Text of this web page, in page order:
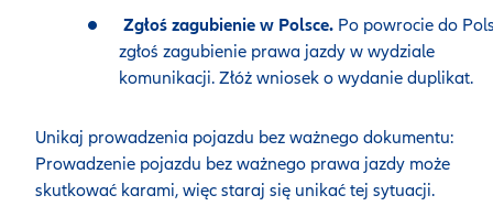
Zgłoś zagubienie w Polsce. Po powrocie do
zgłoś zagubienie prawa jazdy w wydziale
komunikacji. Złóż wniosek o wydanie duplikat.
Unikaj prowadzenia pojazdu bez ważnego dokumentu:
Prowadzenie pojazdu bez ważnego prawa jazdy może
skutkować karami, więc staraj się unikać tej sytuacji.